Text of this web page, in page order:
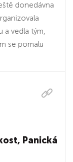
donedávna
a vedla tým,
se pomalu
Panická